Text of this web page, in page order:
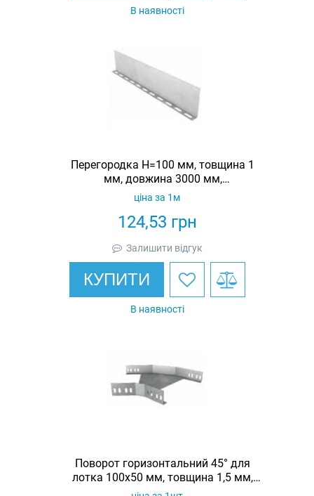
В наявності
Перегородка Н=100 мм, товщина 1
мм, довжина 3000 мм,
гарячеоцинкована, Eurotray
124,53 грн
ціна за 1м
Залишити відгук
КУПИТИ
В наявності
Поворот горизонтальний 45° для
лотка 100х50 мм, товщина 1,5 мм,
гарячеоцинкований, Eurotray